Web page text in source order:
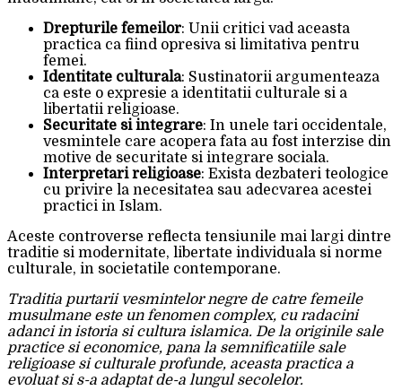
Drepturile femeilor: Unii critici vad aceasta
practica ca fiind opresiva si limitativa pentru
femei.
Identitate culturala: Sustinatorii argumenteaza
ca este o expresie a identitatii culturale si a
libertatii religioase.
Securitate si integrare: In unele tari occidentale,
vesmintele care acopera fata au fost interzise din
motive de securitate si integrare sociala.
Interpretari religioase: Exista dezbateri teologice
cu privire la necesitatea sau adecvarea acestei
practici in Islam.
Aceste controverse reflecta tensiunile mai largi dintre
traditie si modernitate, libertate individuala si norme
culturale, in societatile contemporane.
Traditia purtarii vesmintelor negre de catre femeile
musulmane este un fenomen complex, cu radacini
adanci in istoria si cultura islamica. De la originile sale
practice si economice, pana la semnificatiile sale
religioase si culturale profunde, aceasta practica a
evoluat si s-a adaptat de-a lungul secolelor.